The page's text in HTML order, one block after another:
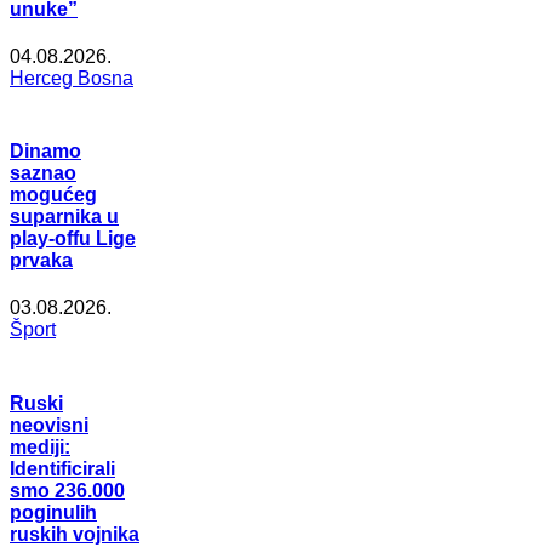
unuke”
04.08.2026.
Herceg Bosna
Dinamo
saznao
mogućeg
suparnika u
play-offu Lige
prvaka
03.08.2026.
Šport
Ruski
neovisni
mediji:
Identificirali
smo 236.000
poginulih
ruskih vojnika